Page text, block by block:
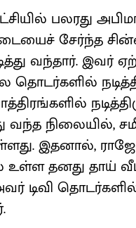
பலரது
சேர்ந்த
வந்தார். இவர்
நிலையில்,
இதனால்,
தனது தாய்
டிவி தொடர்களில்